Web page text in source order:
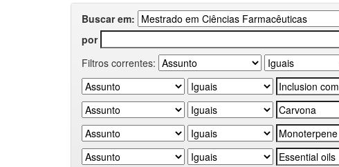
Buscar em:
por
Filtros correntes: